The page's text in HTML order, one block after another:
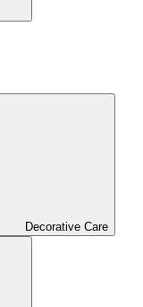
Decorative Care